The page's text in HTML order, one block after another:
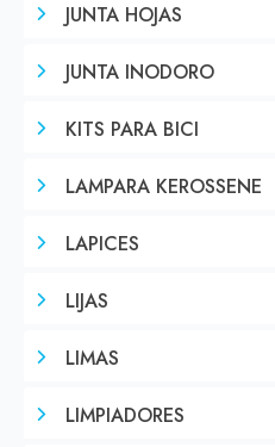
JUNTA HOJAS
JUNTA INODORO
KITS PARA BICI
LAMPARA KEROSSENE
LAPICES
LIJAS
LIMAS
LIMPIADORES